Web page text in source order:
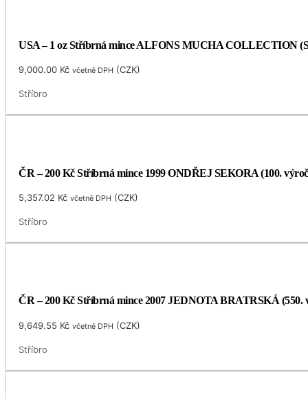
USA – 1 oz Stříbrná mince ALFONS MUCHA COLLECTION
9,000.00 Kč včetně DPH (CZK)
Stříbro
ČR – 200 Kč Stříbrná mince 1999 ONDŘEJ SEKORA (100.
5,357.02 Kč včetně DPH (CZK)
Stříbro
ČR – 200 Kč Stříbrná mince 2007 JEDNOTA BRATRSKÁ (550.
9,649.55 Kč včetně DPH (CZK)
Stříbro